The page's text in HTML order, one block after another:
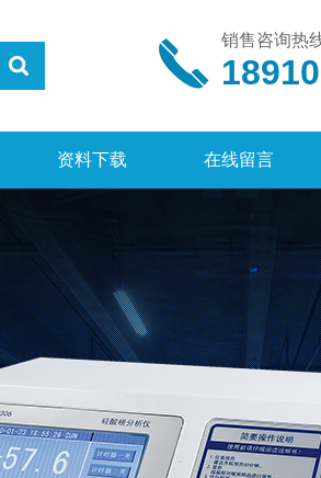
销售咨询热
资料下载 在线留言